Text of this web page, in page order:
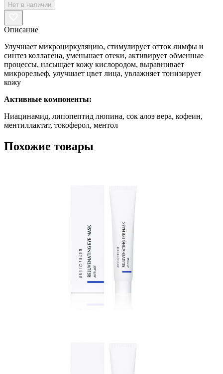
Нет в наличии
Описание
Улучшает микроциркуляцию, стимулирует отток лимфы и
синтез коллагена, уменьшает отеки, активирует обменные
процессы, насыщает кожу кислородом, выравнивает
микрорельеф, улучшает цвет лица, увлажняет тонизирует
кожу
Активные компоненты:
Ниацинамид, липопептид люпина, сок алоэ вера, кофеин,
ментиллактат, токоферол, ментол
Похожие товары